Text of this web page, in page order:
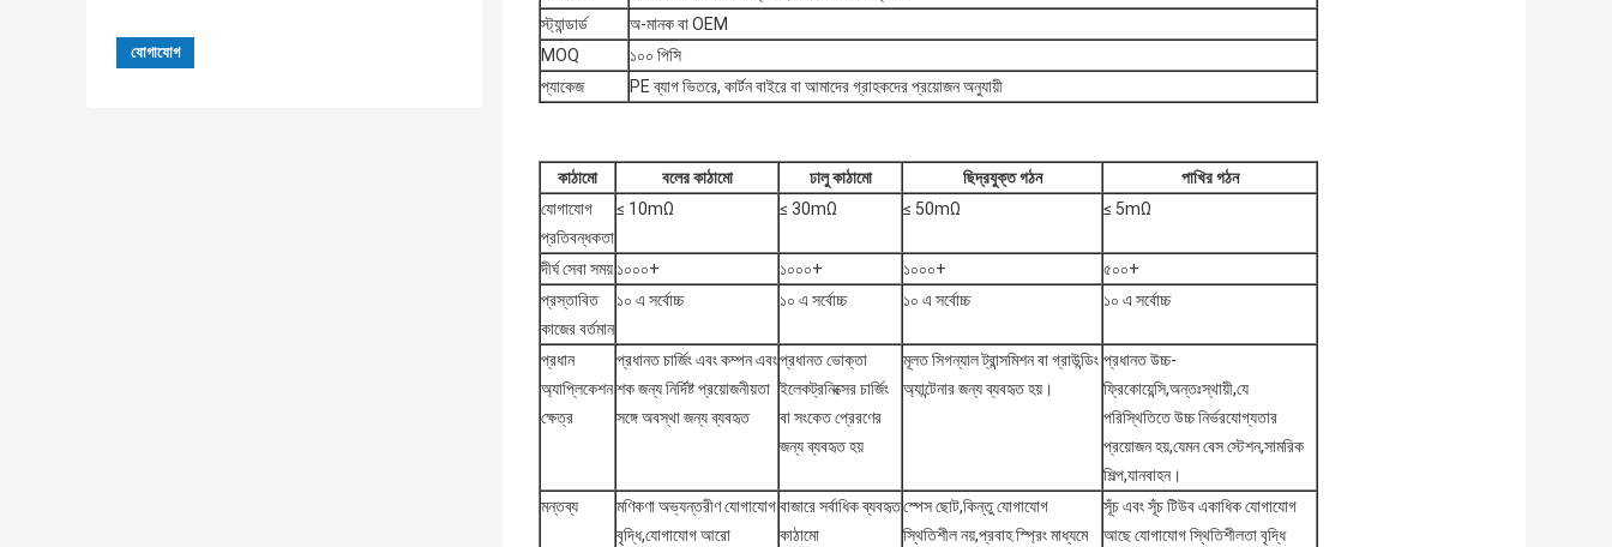
স্ট্যান্ডার্ড
অ-মানক বা OEM
MOQ
১০০ পিসি
প্যাকেজ
PE ব্যাগ ভিতরে, কার্টন বাইরে বা আমাদের গ্রাহকদের প্রয়োজন অনুযায়ী
কাঠামো বলের কাঠামো ঢালু কাঠামো ছিদ্রযুক্ত গঠন
পাখির গঠন
যোগাযোগ
প্রতিবন্ধকতা
≤ 10mΩ ≤ 30mΩ ≤ 50mΩ ≤ 5mΩ
দীর্ঘ সেবা সময় ১০০০+ ১০০০+ ১০০০+
৫০০+
প্রস্তাবিত
কাজের বর্তমান
১০ এ সর্বোচ্চ ১০ এ সর্বোচ্চ ১০ এ সর্বোচ্চ ১০ এ সর্বোচ্চ
প্রধান
অ্যাপ্লিকেশন
ক্ষেত্র
প্রধানত চার্জিং এবং কম্পন এবং
শক জন্য নির্দিষ্ট প্রয়োজনীয়তা
সঙ্গে অবস্থা জন্য ব্যবহৃত
প্রধানত ভোক্তা
ইলেকট্রনিক্সের চার্জিং
বা সংকেত প্রেরণের
জন্য ব্যবহৃত হয়
মূলত সিগন্যাল ট্রান্সমিশন বা গ্রাউন্ডিং
অ্যান্টেনার জন্য ব্যবহৃত হয়।
প্রধানত উচ্চ-
ফ্রিকোয়েন্সি,অন্তঃস্থায়ী,যে
পরিস্থিতিতে উচ্চ নির্ভরযোগ্যতার
প্রয়োজন হয়,যেমন বেস স্টেশন,সামরিক
শিল্প,যানবাহন।
মন্তব্য
মণিকণা অভ্যন্তরীণ যোগাযোগ
বৃদ্ধি,যোগাযোগ আরো
বাজারে সর্বাধিক ব্যবহৃত
কাঠামো
স্পেস ছোট,কিন্তু যোগাযোগ
স্থিতিশীল নয়,প্রবাহ স্প্রিং মাধ্যমে
সূঁচ এবং সূঁচ টিউব একাধিক যোগাযোগ
আছে যোগাযোগ স্থিতিশীলতা বৃদ্ধি